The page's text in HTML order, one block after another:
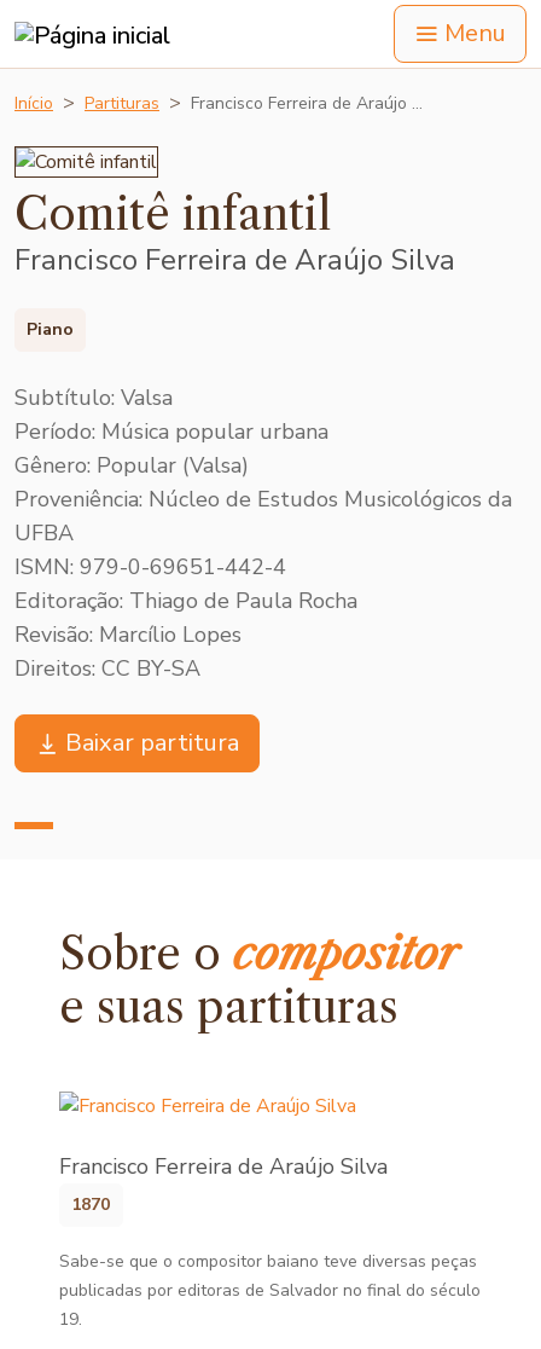
Menu
Início Partituras Francisco Ferreira de Araújo …
Comitê infantil
Francisco Ferreira de Araújo Silva
Piano
Subtítulo: Valsa
Período: Música popular urbana
Gênero: Popular (Valsa)
Proveniência: Núcleo de Estudos Musicológicos da
UFBA
ISMN: 979-0-69651-442-4
Editoração: Thiago de Paula Rocha
Revisão: Marcílio Lopes
Direitos: CC BY-SA
Baixar partitura
Sobre ocompositor
e suas partituras
Francisco Ferreira de Araújo Silva
1870
Sabe-se que o compositor baiano teve diversas peças
publicadas por editoras de Salvador no final do século
19.